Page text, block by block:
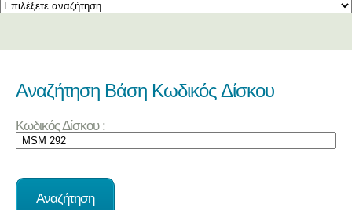
Αναζήτηση Βάση Κωδικός Δίσκου
Κωδικός Δίσκου :